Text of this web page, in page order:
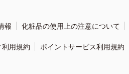
報 化粧品の使用上の注意について
用規約 ポイントサービス利用規約